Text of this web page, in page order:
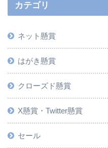
カテゴリ
ネット懸賞
はがき懸賞
クローズド懸賞
X懸賞・Twitter懸賞
セール